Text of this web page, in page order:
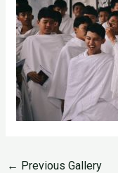
← Previous Gallery